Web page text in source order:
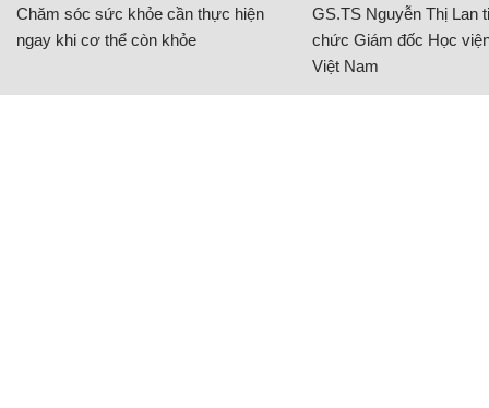
Chăm sóc sức khỏe cần thực hiện
ngay khi cơ thể còn khỏe
GS.TS Nguyễn Thị Lan
chức Giám đốc Học
Việt Nam